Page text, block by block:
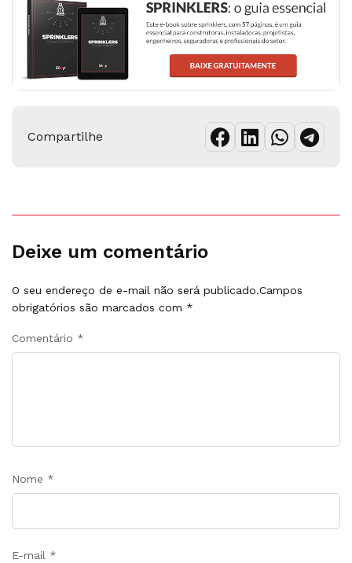
Compartilhe
Deixe um comentário
O seu endereço de e-mail não será publicado.Campos
obrigatórios são marcados com *
Comentário *
Nome *
E-mail *